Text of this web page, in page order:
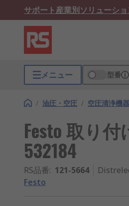
サポート産業別ソリューショ
メニュー 型番
/ 油圧・空圧 / 空圧清浄機器
Festo 取り
532184
RS品番: 121-5664
Festo